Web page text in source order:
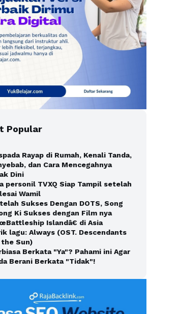
Popular
Rayap di Rumah, Kenali Tanda,
dan Cara Mencegahnya
Dini
personil TVXQ Siap Tampil setelah
Wamil
Sukses Dengan DOTS, Song
Ki Sukses dengan Film nya
Islandâ€ di Asia
lagu: Always (OST. Descendants
Sun)
Berkata "Ya"? Pahami ini Agar
Berani Berkata "Tidak"!